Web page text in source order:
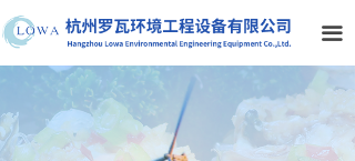
끀
首页
关于我们
产品中心